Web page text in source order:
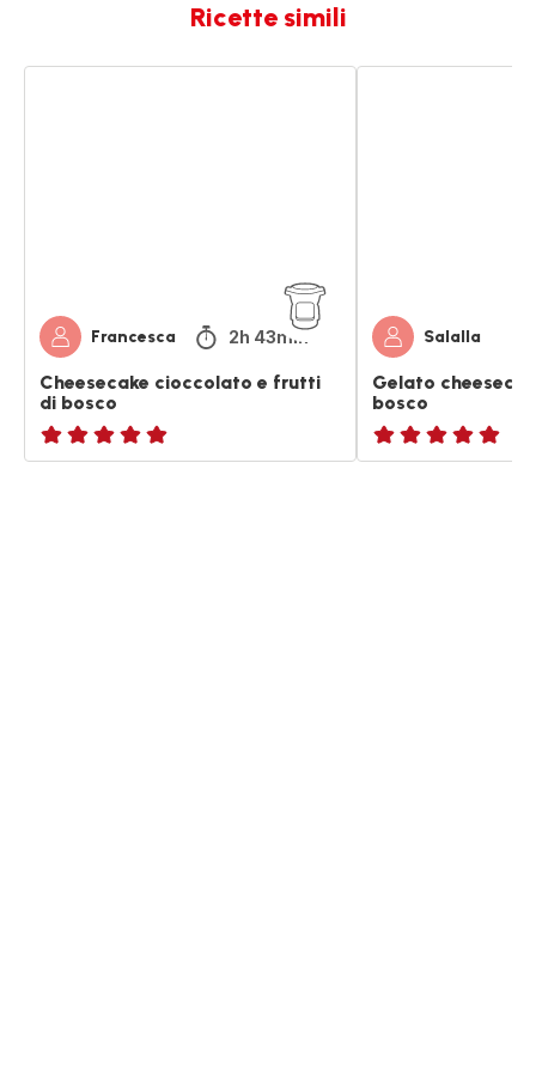
Ricette simili
Francesca 2h 43min
Cheesecake cioccolato e frutti
di bosco
ratings.NaN
Salalla
Gelato
bosco
ratings.NaN